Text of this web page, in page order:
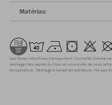
Matériau
Les fibres microfines transportent l'humidité
séchage très rapide du tissu et vous évite de vous
température Séchage à basse température Ne pas